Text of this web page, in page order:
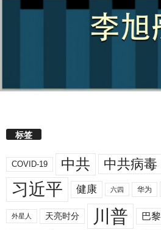
标签
COVID-19 中共 中共病毒
习近平 健康 六四 华为
外星人 天亮时分 川普 巴黎